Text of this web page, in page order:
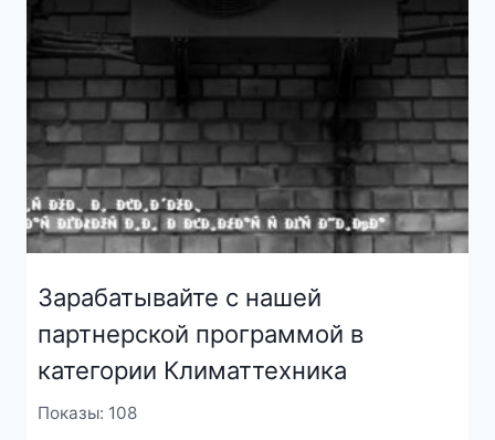
Зарабатывайте с нашей
партнерской программой в
категории Климаттехника
Показы: 108